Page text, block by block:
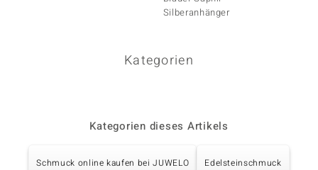
Silberanhänger
Kategorien
Kategorien dieses Artikels
Schmuck online kaufen bei JUWELO Edelsteinschmuck